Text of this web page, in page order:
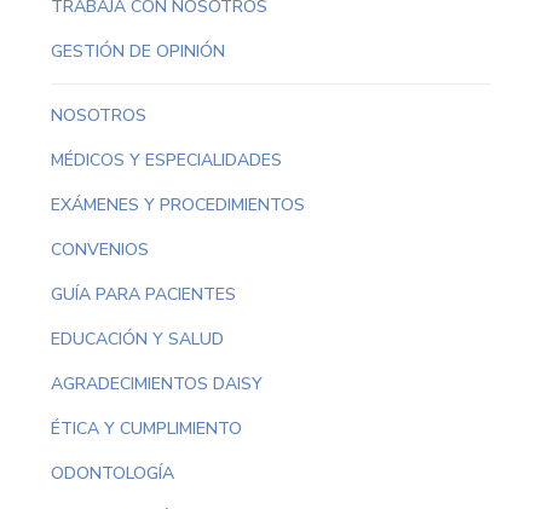
TRABAJA CON NOSOTROS
GESTIÓN DE OPINIÓN
NOSOTROS
MÉDICOS Y ESPECIALIDADES
EXÁMENES Y PROCEDIMIENTOS
CONVENIOS
GUÍA PARA PACIENTES
EDUCACIÓN Y SALUD
AGRADECIMIENTOS DAISY
ÉTICA Y CUMPLIMIENTO
ODONTOLOGÍA